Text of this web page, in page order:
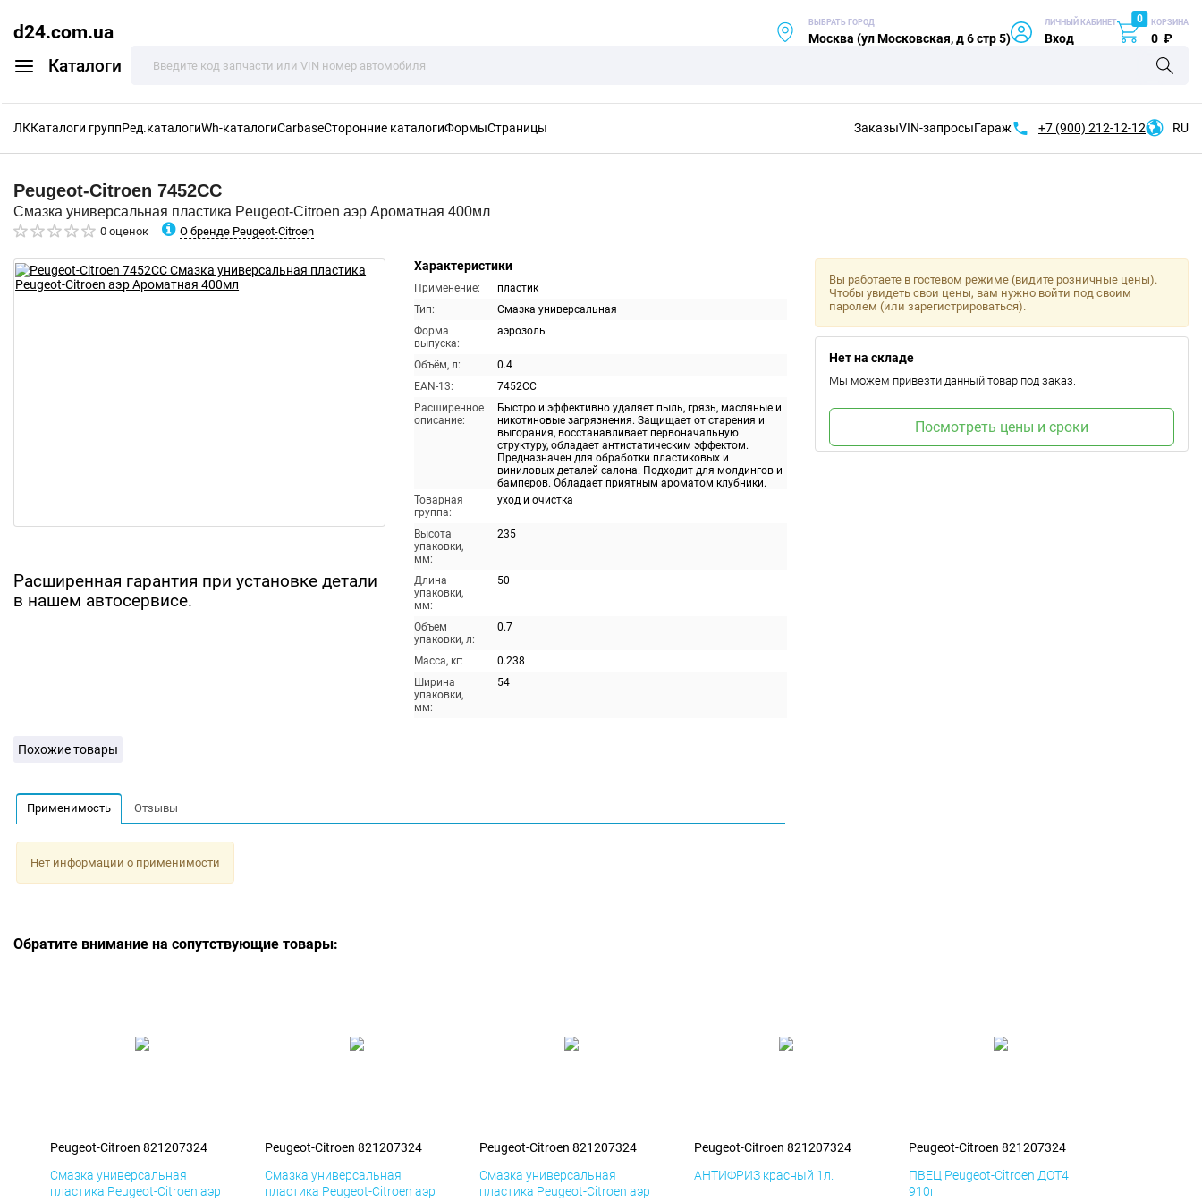
d24.com.ua
Каталоги
ВЫБРАТЬ ГОРОД
Москва (ул Московская, д 6 стр 5)
ЛИЧНЫЙ КАБИНЕТ
Вход
0 КОРЗИНА
0 ₽
ЛККаталоги группРед.каталогиWh-каталогиCarbaseСторонние каталогиФормыСтраницы ЗаказыVIN-запросыГараж +7 (900) 212-12-12 RU
Peugeot-Citroen 7452CC
Смазка универсальная пластика Peugeot-Citroen аэр Ароматная 400мл
0 оценок О бренде Peugeot-Citroen
Расширенная гарантия при установке детали
в нашем автосервисе.
Характеристики
Применение:
пластик
Тип:
Смазка универсальная
Форма
выпуска:
аэрозоль
Объём, л:
0.4
EAN-13:
7452CC
Расширенное
описание:
Быстро и эффективно удаляет пыль, грязь, масляные и
никотиновые загрязнения. Защищает от старения и
выгорания, восстанавливает первоначальную
структуру, обладает антистатическим эффектом.
Предназначен для обработки пластиковых и
виниловых деталей салона. Подходит для молдингов и
бамперов. Обладает приятным ароматом клубники.
Товарная
группа:
уход и очистка
Высота
упаковки,
мм:
235
Длина
упаковки,
мм:
50
Объем
упаковки, л:
0.7
Масса, кг:
0.238
Ширина
упаковки,
мм:
54
Вы работаете в гостевом режиме (видите розничные цены).
Чтобы увидеть свои цены, вам нужно войти под своим
паролем (или зарегистрироваться).
Нет на складе
Мы можем привезти данный товар под заказ.
Посмотреть цены и сроки
Похожие товары
Применимость Отзывы
Нет информации о применимости
Обратите внимание на сопутствующие товары:
Peugeot-Citroen 821207324
Смазка универсальная
пластика Peugeot-Citroen аэр
Peugeot-Citroen 821207324
Смазка универсальная
пластика Peugeot-Citroen аэр
Peugeot-Citroen 821207324
Смазка универсальная
пластика Peugeot-Citroen аэр
Peugeot-Citroen 821207324
АНТИФРИЗ красный 1л.
Peugeot-Citroen 821207324
ПВЕЦ Peugeot-Citroen ДОТ4
910г